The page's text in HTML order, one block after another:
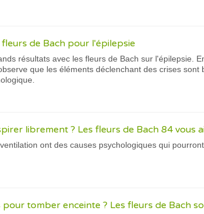
de Bach pour l'épilepsie
résultats avec les fleurs de Bach sur l'épilepsie.
que les éléments déclenchant des crises
librement ? Les fleurs de Bach 84 vous
ont des causes psychologiques qui
tomber enceinte ? Les fleurs de Bach